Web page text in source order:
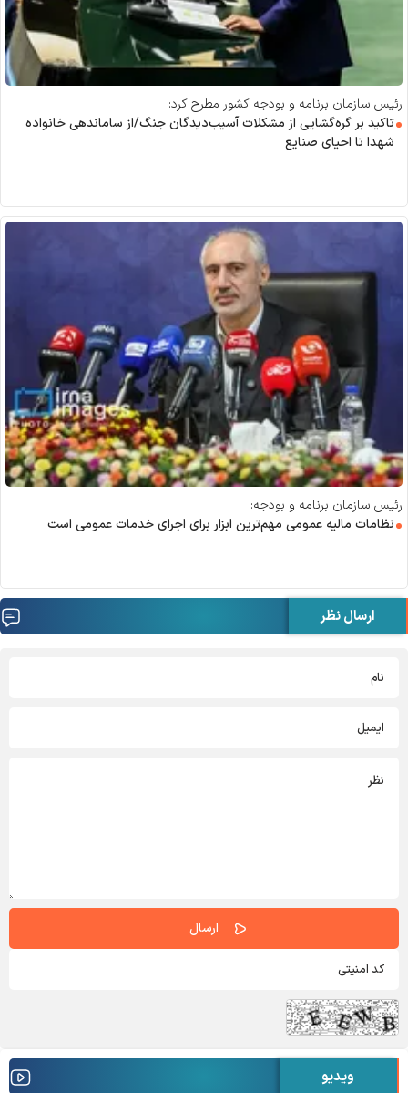
رئیس سازمان برنامه و بودجه کشور مطرح کرد:
تاکید بر گره‌گشایی از مشکلات آسیب‌دیدگان جنگ/از ساماندهی خانواده
شهدا تا احیای صنایع
رئیس سازمان برنامه و بودجه:
نظامات مالیه عمومی مهم‌ترین ابزار برای اجرای خدمات عمومی است
ارسال نظر
ویدیو